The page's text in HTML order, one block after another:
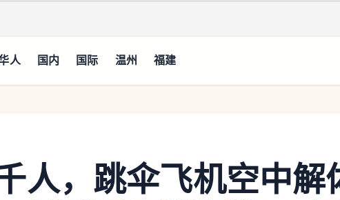
人 国内 国际 温州 福建
人，跳伞飞机空中解